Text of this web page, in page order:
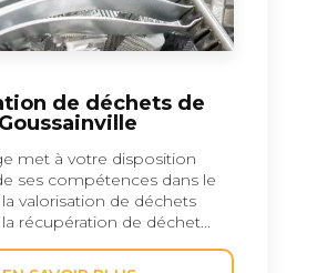
de déchets de
met à votre disposition
ses compétences dans le
valorisation de déchets
récupération de déchet...